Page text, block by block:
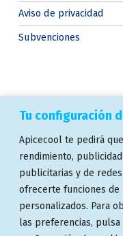
Tu configuración
Apicecool te pedirá
rendimiento,
publicitarias y de
ofrecerte funciones de
personalizados. Para
las preferencias, pulsa
Aviso de privacidad
Subvenciones
ASOCIACIONES